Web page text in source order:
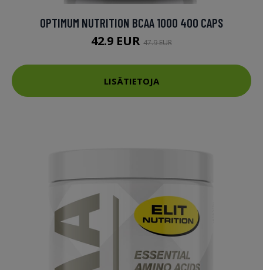
OPTIMUM NUTRITION BCAA 1000 400 CAPS
42.9 EUR 47.9 EUR
LISÄTIETOJA